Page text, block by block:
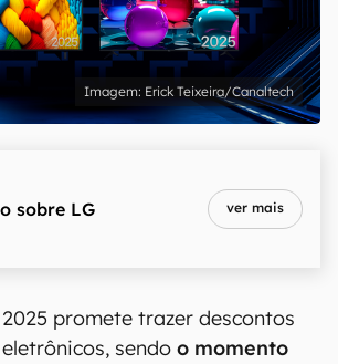
Erick Teixeira/Canaltech
sobre LG ver mais
promete trazer descontos
sendo o momento